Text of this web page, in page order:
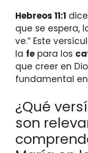
Hebreos 11:1
que se espera,
ve.” Este
la fe para los
que creer en
fundamental
¿Qué
son